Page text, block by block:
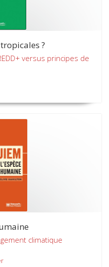
?
versus principes de
climatique